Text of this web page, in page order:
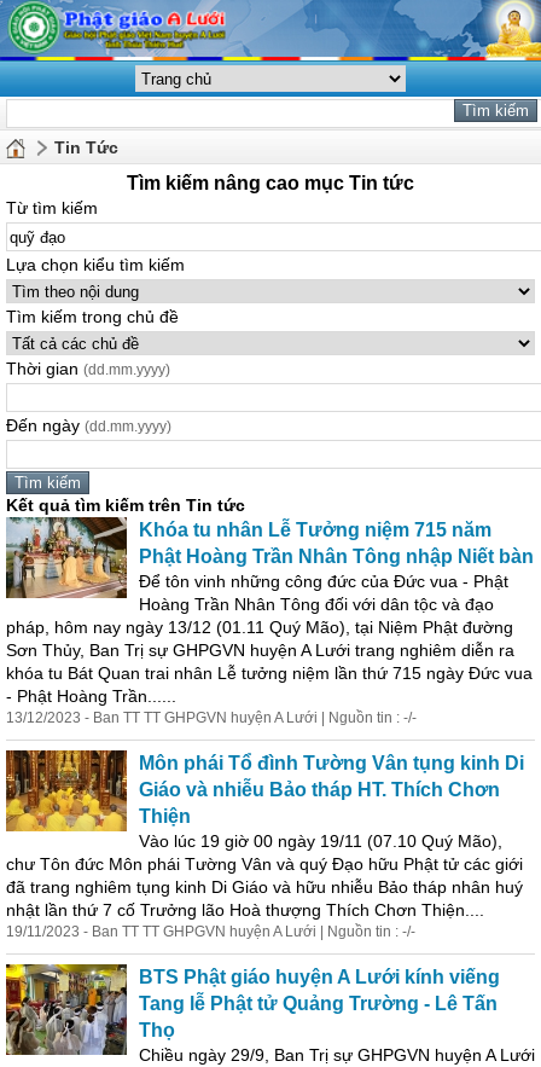
Tin Tức
Tìm kiếm nâng cao mục Tin tức
Từ tìm kiếm
Lựa chọn kiểu tìm kiếm
Tìm kiếm trong chủ đề
Thời gian (dd.mm.yyyy)
Đến ngày (dd.mm.yyyy)
Kết quả tìm kiếm trên Tin tức
Khóa tu nhân Lễ Tưởng niệm 715 năm
Phật Hoàng Trần Nhân Tông nhập Niết bàn
Để tôn vinh những công đức của Đức vua - Phật
Hoàng Trần Nhân Tông đối với dân tộc và đạo
pháp, hôm nay ngày 13/12 (01.11 Quý Mão), tại Niệm Phật đường
Sơn Thủy, Ban Trị sự GHPGVN huyện A Lưới trang nghiêm diễn ra
khóa tu Bát Quan trai nhân Lễ tưởng niệm lần thứ 715 ngày Đức vua
- Phật Hoàng Trần......
13/12/2023 - Ban TT TT GHPGVN huyện A Lưới | Nguồn tin : -/-
Môn phái Tổ đình Tường Vân tụng kinh Di
Giáo và nhiễu Bảo tháp HT. Thích Chơn
Thiện
Vào lúc 19 giờ 00 ngày 19/11 (07.10 Quý Mão),
chư Tôn đức Môn phái Tường Vân và quý Đạo hữu Phật tử các giới
đã trang nghiêm tụng kinh Di Giáo và hữu nhiễu Bảo tháp nhân huý
nhật lần thứ 7 cố Trưởng lão Hoà thượng Thích Chơn Thiện....
19/11/2023 - Ban TT TT GHPGVN huyện A Lưới | Nguồn tin : -/-
BTS Phật giáo huyện A Lưới kính viếng
Tang lễ Phật tử Quảng Trường - Lê Tấn
Thọ
Chiều ngày 29/9, Ban Trị sự GHPGVN huyện A Lưới